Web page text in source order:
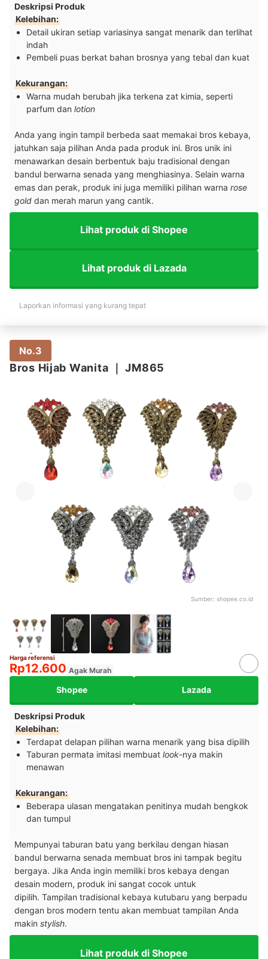
Deskripsi Produk
Kelebihan:
Detail ukiran setiap variasinya sangat menarik dan terlihat
indah
Pembeli puas berkat bahan brosnya yang tebal dan kuat
Kekurangan:
Warna mudah berubah jika terkena zat kimia, seperti
parfum dan lotion
Anda yang ingin tampil berbeda saat memakai bros kebaya,
jatuhkan saja pilihan Anda pada produk ini. Bros unik ini
menawarkan desain berbentuk baju tradisional dengan
bandul berwarna senada yang menghiasinya. Selain warna
emas dan perak, produk ini juga memiliki pilihan warna rose
gold dan merah marun yang cantik.
Lihat produk di Shopee
Lihat produk di Lazada
Laporkan informasi yang kurang tepat
No.3
Bros Hijab Wanita ｜JM865
Sumber: shopee.co.id
Harga referensi
Rp12.600 Agak Murah
Shopee Lazada
Deskripsi Produk
Kelebihan:
Terdapat delapan pilihan warna menarik yang bisa dipilih
Taburan permata imitasi membuat look-nya makin
menawan
Kekurangan:
Beberapa ulasan mengatakan penitinya mudah bengkok
dan tumpul
Mempunyai taburan batu yang berkilau dengan hiasan
bandul berwarna senada membuat bros ini tampak begitu
bergaya. Jika Anda ingin memiliki bros kebaya dengan
desain modern, produk ini sangat cocok untuk
dipilih. Tampilan tradisional kebaya kutubaru yang berpadu
dengan bros modern tentu akan membuat tampilan Anda
makin stylish.
Lihat produk di Shopee